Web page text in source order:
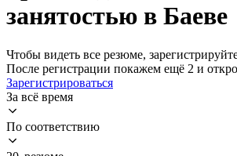
занятостью в Баеве
Чтобы видеть все резюме,
После регистрации покажем ещё 2 и
Зарегистрироваться
За всё время
По соответствию